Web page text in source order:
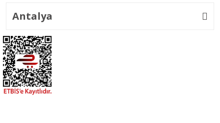
Antalya